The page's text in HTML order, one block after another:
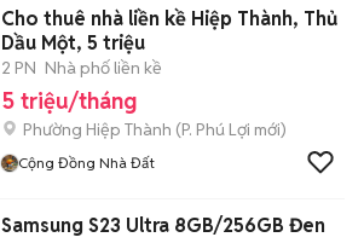
Cho thuê nhà liền kề Hiệp Thành, Thủ
Dầu Một, 5 triệu
2 PN Nhà phố liền kề
5 triệu/tháng
Phường Hiệp Thành (P. Phú Lợi mới)
Cộng Đồng Nhà Đất
Samsung S23 Ultra 8GB/256GB Đen